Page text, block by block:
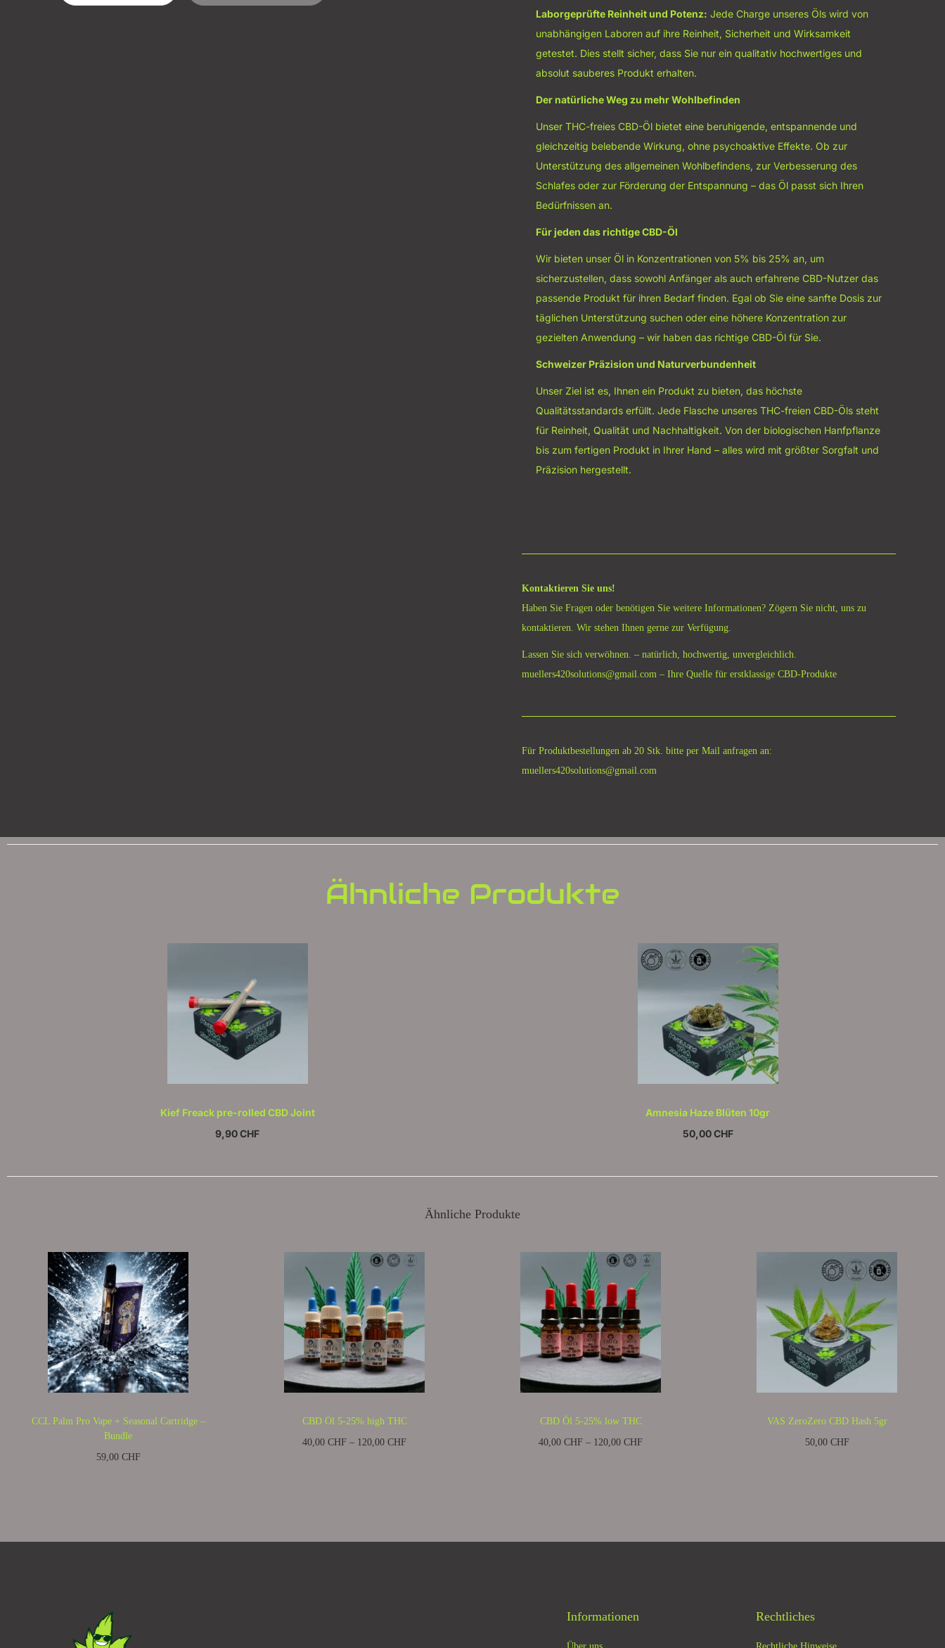
Laborgeprüfte Reinheit und Potenz: Jede Charge unseres Öls wird von
unabhängigen Laboren auf ihre Reinheit, Sicherheit und Wirksamkeit
getestet. Dies stellt sicher, dass Sie nur ein qualitativ hochwertiges und
absolut sauberes Produkt erhalten.
Der natürliche Weg zu mehr Wohlbefinden
Unser THC-freies CBD-Öl bietet eine beruhigende, entspannende und
gleichzeitig belebende Wirkung, ohne psychoaktive Effekte. Ob zur
Unterstützung des allgemeinen Wohlbefindens, zur Verbesserung des
Schlafes oder zur Förderung der Entspannung – das Öl passt sich Ihren
Bedürfnissen an.
Für jeden das richtige CBD-Öl
Wir bieten unser Öl in Konzentrationen von 5% bis 25% an, um
sicherzustellen, dass sowohl Anfänger als auch erfahrene CBD-Nutzer das
passende Produkt für ihren Bedarf finden. Egal ob Sie eine sanfte Dosis zur
täglichen Unterstützung suchen oder eine höhere Konzentration zur
gezielten Anwendung – wir haben das richtige CBD-Öl für Sie.
Schweizer Präzision und Naturverbundenheit
Unser Ziel ist es, Ihnen ein Produkt zu bieten, das höchste
Qualitätsstandards erfüllt. Jede Flasche unseres THC-freien CBD-Öls steht
für Reinheit, Qualität und Nachhaltigkeit. Von der biologischen Hanfpflanze
bis zum fertigen Produkt in Ihrer Hand – alles wird mit größter Sorgfalt und
Präzision hergestellt.
Kontaktieren Sie uns!
Haben Sie Fragen oder benötigen Sie weitere Informationen? Zögern Sie nicht, uns zu
kontaktieren. Wir stehen Ihnen gerne zur Verfügung.
Lassen Sie sich verwöhnen. – natürlich, hochwertig, unvergleichlich.
muellers420solutions@gmail.com – Ihre Quelle für erstklassige CBD-Produkte
Für Produktbestellungen ab 20 Stk. bitte per Mail anfragen an:
muellers420solutions@gmail.com
Ähnliche Produkte
Kief Freack pre-rolled CBD Joint
9,90CHF
In den Warenkorb
Amnesia Haze Blüten 10gr
50,00CHF
Ähnliche Produkte
CCL Palm Pro Vape + Seasonal Cartridge –
Bundle
59,00 CHF
CBD Öl 5-25% high THC
40,00 CHF – 120,00 CHF
Versandkosten
CBD Öl 5-25% low THC
40,00 CHF – 120,00 CHF
Versandkosten
VAS ZeroZero CBD Hash 5gr
50,00 CHF
Versandkosten
Informationen Rechtliches